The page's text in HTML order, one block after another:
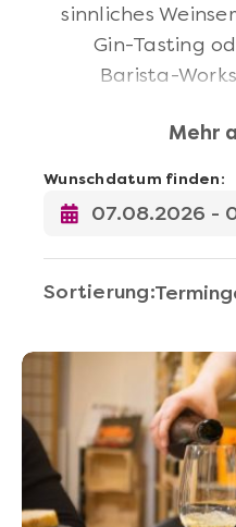
sinnliches
Gin-Tasting
Barista-
Staunen.
Genuss-
Deutschland.
anderen
Mehr
Wunschdatum finden:
Sortierung: